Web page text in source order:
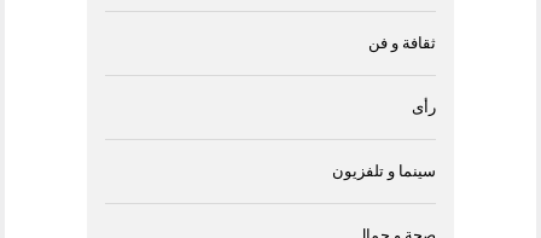
ثقافة و فن
رأى
سينما و تلفزيون